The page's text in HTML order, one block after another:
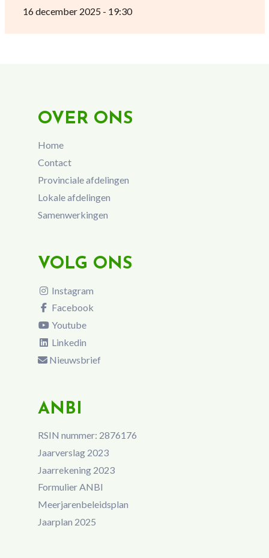
16 december 2025 - 19:30
OVER ONS
Home
Contact
Provinciale afdelingen
Lokale afdelingen
Samenwerkingen
VOLG ONS
Instagram
Facebook
Youtube
Linkedin
Nieuwsbrief
ANBI
RSIN nummer: 2876176
Jaarverslag 2023
Jaarrekening 2023
Formulier ANBI
Meerjarenbeleidsplan
Jaarplan 2025